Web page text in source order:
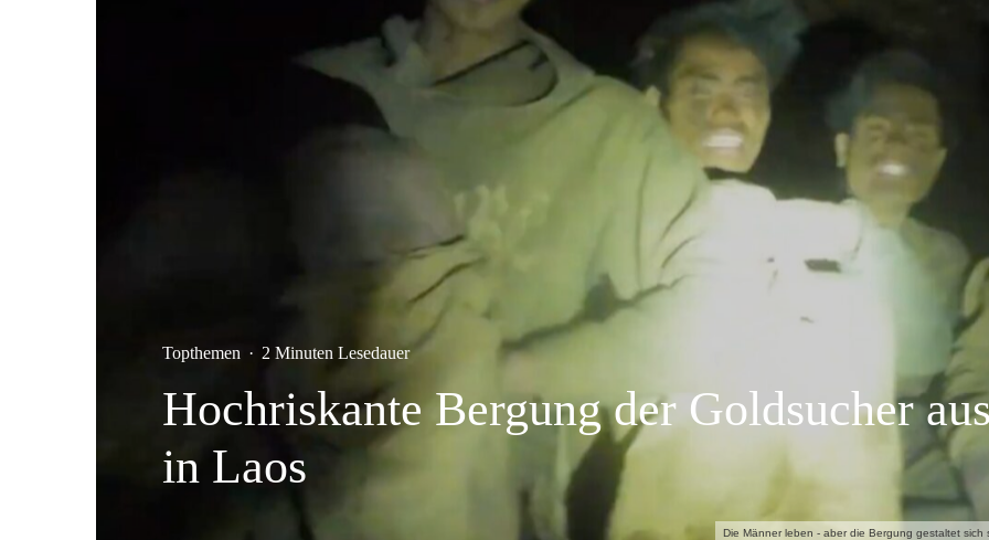
Die Männer leben - aber die Bergung gestaltet
Topthemen · 2 Minuten Lesedauer
Hochriskante Bergung der Goldsucher
in Laos